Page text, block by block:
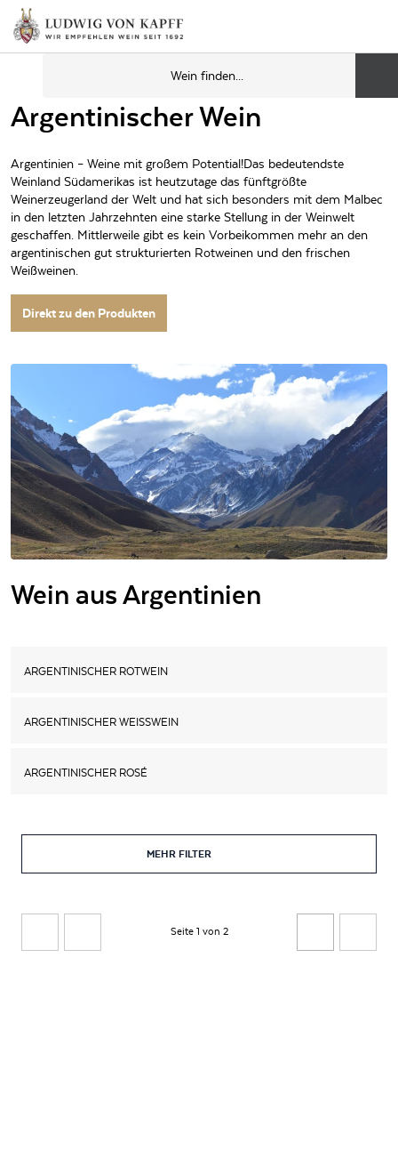
Argentinischer Wein
Argentinien – Weine mit großem Potential!Das bedeutendste
Weinland Südamerikas ist heutzutage das fünftgrößte
Weinerzeugerland der Welt und hat sich besonders mit dem Malbec
in den letzten Jahrzehnten eine starke Stellung in der Weinwelt
geschaffen. Mittlerweile gibt es kein Vorbeikommen mehr an den
argentinischen gut strukturierten Rotweinen und den frischen
Weißweinen.
Direkt zu den Produkten
Wein aus Argentinien
ARGENTINISCHER ROTWEIN
ARGENTINISCHER WEISSWEIN
ARGENTINISCHER ROSÉ
MEHR FILTER
Seite 1 von 2